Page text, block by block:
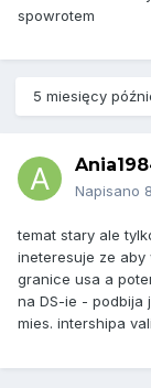
spowrotem
5 miesięcy
Napisano
temat stary ale
ineteresuje ze
granice usa a
na DS-ie - podbija
mies. intershipa